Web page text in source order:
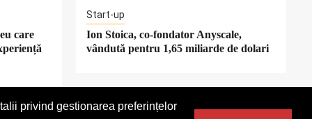
privind gestionarea preferințelor
care
Start-up
Ion Stoica, co-fondator Anyscale,
vândută pentru 1,65 miliarde de dolari